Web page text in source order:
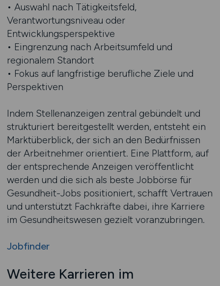
• Auswahl nach Tätigkeitsfeld,
Verantwortungsniveau oder
Entwicklungsperspektive
• Eingrenzung nach Arbeitsumfeld und
regionalem Standort
• Fokus auf langfristige berufliche Ziele und
Perspektiven
Indem Stellenanzeigen zentral gebündelt und
strukturiert bereitgestellt werden, entsteht ein
Marktüberblick, der sich an den Bedürfnissen
der Arbeitnehmer orientiert. Eine Plattform, auf
der entsprechende Anzeigen veröffentlicht
werden und die sich als beste Jobbörse für
Gesundheit-Jobs positioniert, schafft Vertrauen
und unterstützt Fachkräfte dabei, ihre Karriere
im Gesundheitswesen gezielt voranzubringen.
Jobfinder
Weitere Karrieren im